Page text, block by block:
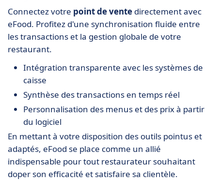
Connectez votre point de vente directement avec
eFood. Profitez d'une synchronisation fluide entre
les transactions et la gestion globale de votre
restaurant.
Intégration transparente avec les systèmes de
caisse
Synthèse des transactions en temps réel
Personnalisation des menus et des prix à partir
du logiciel
En mettant à votre disposition des outils pointus et
adaptés, eFood se place comme un allié
indispensable pour tout restaurateur souhaitant
doper son efficacité et satisfaire sa clientèle.